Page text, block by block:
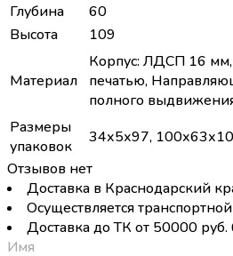
Глубина
60
Высота
109
Материал
Корпус: ЛДСП 16
печатью,
полного
Размеры
упаковок
34х5х97,
Отзывов нет
Доставка в Краснодарский
Осуществляется
Доставка до ТК от 50000 руб.
Имя